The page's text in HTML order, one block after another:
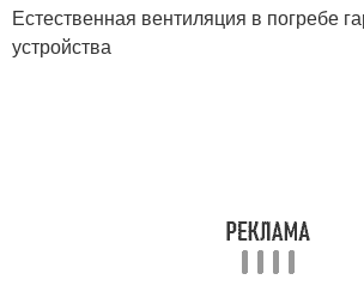
Естественная вентиляция в погребе
устройства